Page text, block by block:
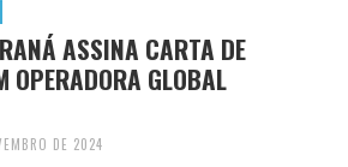
ASSINA CARTA DE
OPERADORA GLOBAL
DE 2024